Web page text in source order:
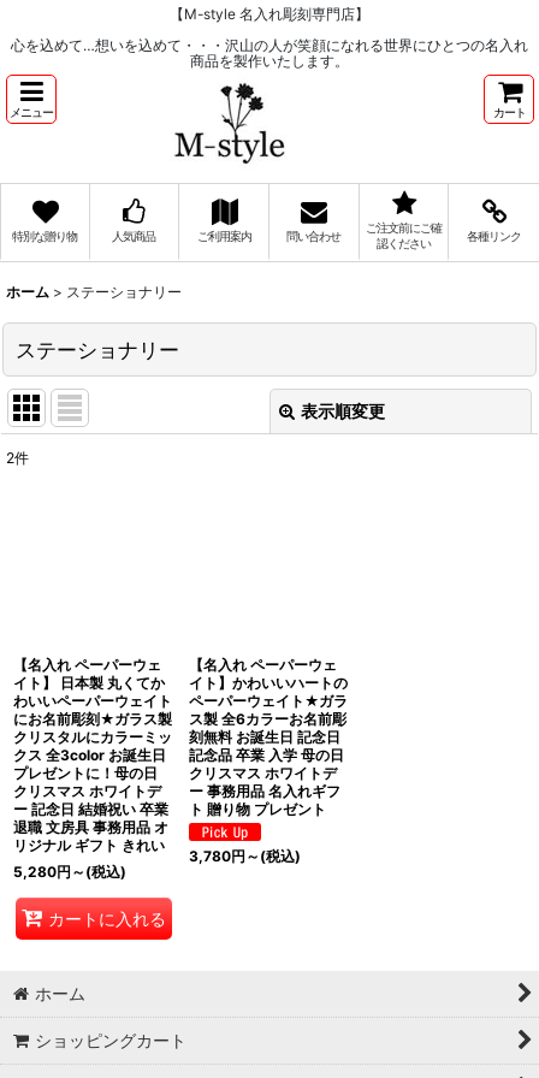
【M-style 名入れ彫刻専門店】
心を込めて…想いを込めて・・・沢山の人が笑顔になれる世界にひとつの名入れ
商品を製作いたします。
メニュー カート
特別な贈り物 人気商品 ご利用案内 問い合わせ
ご注文前にご確
認ください
各種リンク
ホーム > ステーショナリー
ステーショナリー
表示順変更
並び順 :
絞り込む
2件
【名入れ ペーパーウェ
イト】 日本製 丸くてか
わいいペーパーウェイト
にお名前彫刻★ガラス製
クリスタルにカラーミッ
クス 全3color お誕生日
プレゼントに！母の日
クリスマス ホワイトデ
ー 記念日 結婚祝い 卒業
退職 文房具 事務用品 オ
リジナル ギフト きれい
5,280円 ～ (税込)
カートに入れる
【名入れ ペーパーウェ
イト】かわいいハートの
ペーパーウェイト★ガラ
ス製 全6カラーお名前彫
刻無料 お誕生日 記念日
記念品 卒業 入学 母の日
クリスマス ホワイトデ
ー 事務用品 名入れギフ
ト 贈り物 プレゼント
3,780円 ～ (税込)
ホーム
ショッピングカート